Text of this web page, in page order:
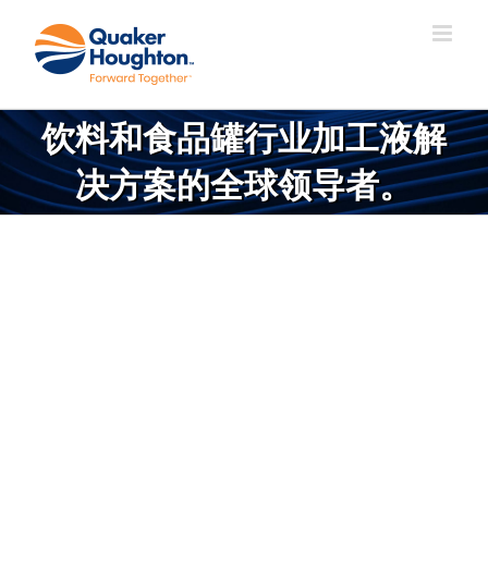
饮料和食品罐行业加工液解
决方案的全球领导者。